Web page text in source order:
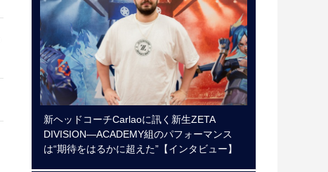
新ヘッドコーチCarlaoに訊く新生ZETA
DIVISION―ACADEMY組のパフォーマンス
は“期待をはるかに超えた”【インタビュー】